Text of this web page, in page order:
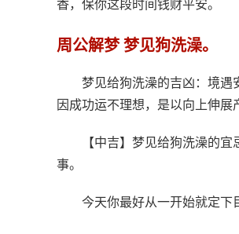
香，保你这段时间钱财平安。
周公解梦 梦见狗洗澡。
梦见给狗洗澡的吉凶：境遇
因成功运不理想，是以向上伸展
【中吉】梦见给狗洗澡的
事。
今天你最好从一开始就定下